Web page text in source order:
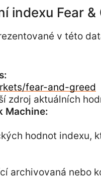
indexu Fear &
v této
fear-and-greed
zdroj aktuálních
Machine:
hodnot indexu,
archivovaná nebo